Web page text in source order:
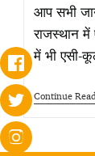
आप सभी
राजस्थान
में भी एसी-
Continue